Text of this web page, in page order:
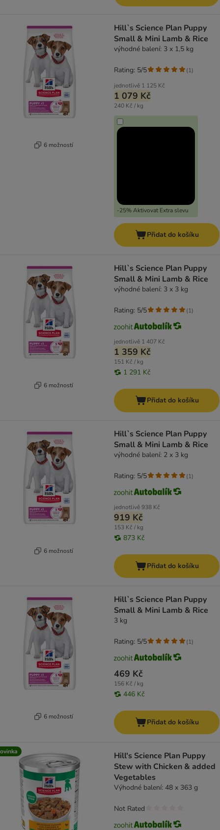
6 možností
Hill`s Science Plan Puppy
Small & Mini Lamb & Rice
výhodné balení: 3 x 1,5 kg
jednotlivě 1 125 Kč
1 079 Kč
240 Kč / kg
-25% Aktivovat Extra slevu
Rating: 5/5 (1)
Přidat do košíku
6 možností
Hill`s Science Plan Puppy
Small & Mini Lamb & Rice
výhodné balení: 3 x 3 kg
jednotlivě 1 407 Kč
1 359 Kč
151 Kč / kg
1 291 Kč
Rating: 5/5 (1)
Přidat do košíku
6 možností
Hill`s Science Plan Puppy
Small & Mini Lamb & Rice
výhodné balení: 2 x 3 kg
jednotlivě938 Kč
919 Kč
153 Kč / kg
873 Kč
Rating: 5/5 (1)
Přidat do košíku
6 možností
Hill`s Science Plan Puppy
Small & Mini Lamb & Rice
3 kg
469 Kč
156 Kč / kg
446 Kč
Rating: 5/5 (1)
Přidat do košíku
Hill's Science Plan Puppy
Stew with Chicken & added
Vegetables
Výhodné balení: 48 x 363 g
Not Rated